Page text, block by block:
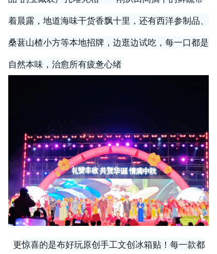
荣誉资质
新闻动态
着晨露，地道海味干货香飘十里，还有西洋参制品、
桑葚山楂小方等本地招牌，边逛边试吃，每一口都是
自然本味，治愈所有疲惫心绪
更惊喜的是布好玩原创手工文创冰箱贴！每一款都